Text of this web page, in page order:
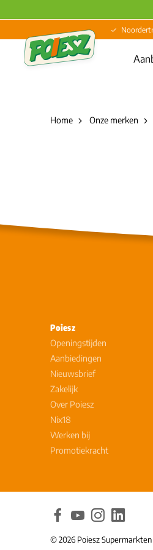
Home Onze merken
Poiesz
Openingstijden
Aanbiedingen
Nieuwsbrief
Zakelijk
Over Poiesz
Nix18
Werken bij
Promotiekracht
© 2026 Poiesz